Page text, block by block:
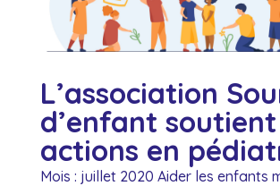
L’association
d’enfant
actions en
Mois : juillet 2020 Aider les enfants